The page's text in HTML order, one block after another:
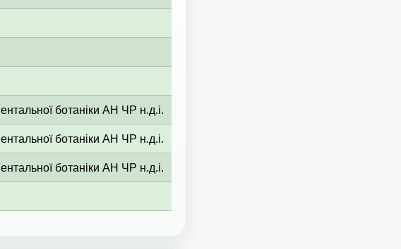
ботаніки АН ЧР н.д.і.
ботаніки АН ЧР н.д.і.
ботаніки АН ЧР н.д.і.